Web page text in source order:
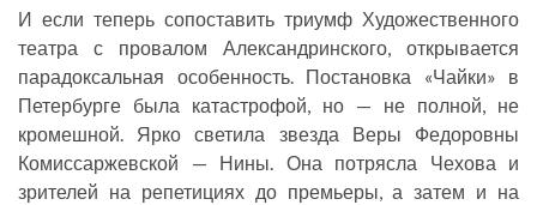
И если теперь сопоставить триумф Художественного
театра с провалом Александринского, открывается
парадоксальная особенность. Постановка «Чайки» в
Петербурге была катастрофой, но — не полной, не
кромешной. Ярко светила звезда Веры Федоровны
Комиссаржевской — Нины. Она потрясла Чехова и
зрителей на репетициях до премьеры, а затем и на